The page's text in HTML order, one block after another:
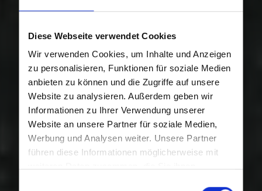
Diese Webseite verwendet Cookies
Wir verwenden Cookies, um Inhalte und Anzeigen
zu personalisieren, Funktionen für soziale Medien
anbieten zu können und die Zugriffe auf unsere
Website zu analysieren. Außerdem geben wir
Informationen zu Ihrer Verwendung unserer
Website an unsere Partner für soziale Medien,
Werbung und Analysen weiter. Unsere Partner
führen diese Informationen möglicherweise mit